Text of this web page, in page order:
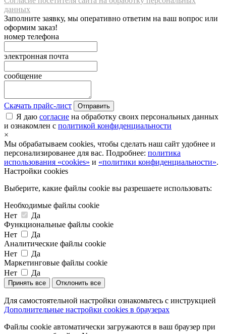
данных
Заполните заявку, мы оперативно ответим на ваш вопрос или
оформим заказ!
номер телефона
электронная почта
сообщение
Скачать прайс-лист Отправить
Я даю согласие на обработку своих персональных данных
и ознакомлен с политикой конфиденциальности
×
Мы обрабатываем cookies, чтобы сделать наш сайт удобнее и
персонализированее для вас. Подробнее: политика
использования «cookies» и «политики конфиденциальности».
Настройки cookies
Выберите, какие файлы cookie вы разрешаете использовать:
Необходимые файлы cookie
Нет
Да
Функциональные файлы cookie
Нет
Да
Аналитические файлы cookie
Нет
Да
Маркетинговые файлы cookie
Нет
Да
Принять все Отклонить все
Для самостоятельной настройки ознакомьтесь с инструкцией
Дополнительные настройки cookies в браузерах
Файлы cookie автоматически загружаются в ваш браузер при